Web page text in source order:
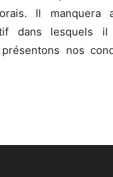
Il manquera
dans lesquels il
nos